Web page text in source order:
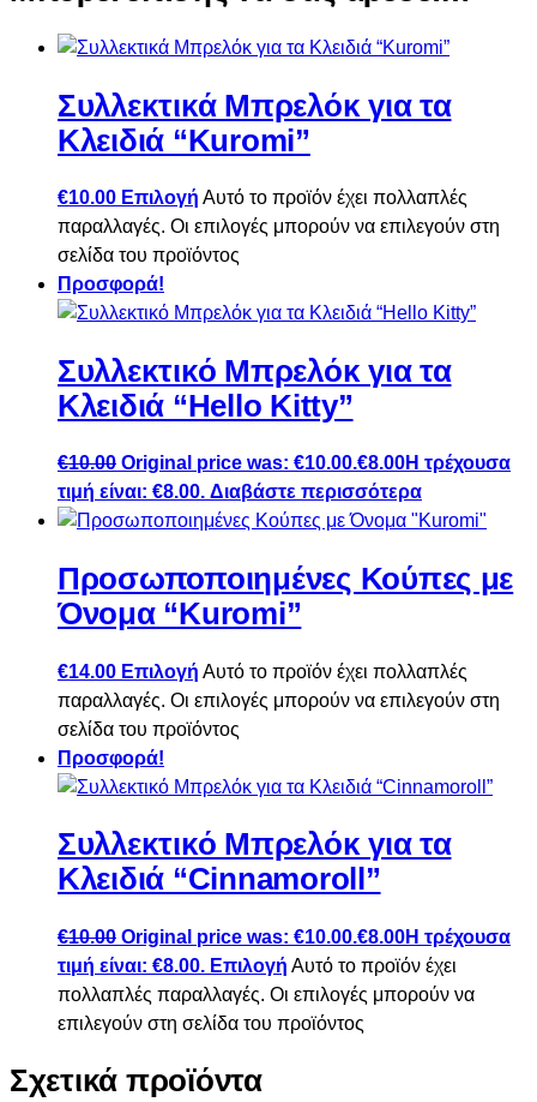
Συλλεκτικά Μπρελόκ για τα
Κλειδιά “Kuromi”
€10.00 Επιλογή Αυτό το προϊόν έχει πολλαπλές
παραλλαγές. Οι επιλογές μπορούν να επιλεγούν στη
σελίδα του προϊόντος
Προσφορά!
Συλλεκτικό Μπρελόκ για τα
Κλειδιά “Hello Kitty”
€10.00 Original price was: €10.00.€8.00Η τρέχουσα
τιμή είναι: €8.00. Διαβάστε περισσότερα
Προσωποποιημένες Κούπες με
Όνομα “Kuromi”
€14.00 Επιλογή Αυτό το προϊόν έχει πολλαπλές
παραλλαγές. Οι επιλογές μπορούν να επιλεγούν στη
σελίδα του προϊόντος
Προσφορά!
Συλλεκτικό Μπρελόκ για τα
Κλειδιά “Cinnamoroll”
€10.00 Original price was: €10.00.€8.00Η τρέχουσα
τιμή είναι: €8.00. Επιλογή Αυτό το προϊόν έχει
πολλαπλές παραλλαγές. Οι επιλογές μπορούν να
επιλεγούν στη σελίδα του προϊόντος
Σχετικά προϊόντα